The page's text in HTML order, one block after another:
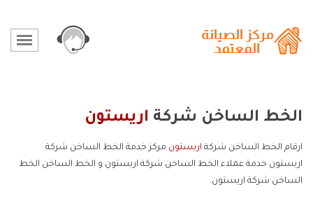
الخط الساخن شركة اريستون
ارقام الخط الساخن شركة اريستون مركز خدمة الخط الساخن شركة
اريستون خدمة عملاء الخط الساخن شركة اريستون و الخط الساخن الخط
الساخن شركة اريستون.